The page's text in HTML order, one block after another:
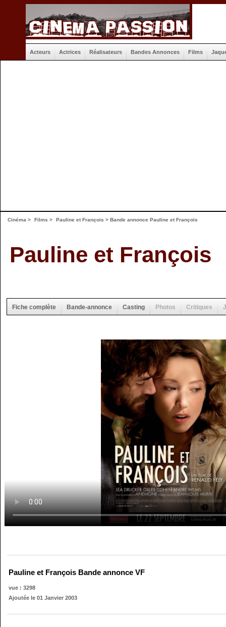
Acteurs Actrices Réalisateurs Bandes Annonces Films
Cinéma > Films > Pauline et François > Bande annonce Pauline et François
Pauline et François
Fiche complète Bande-annonce Casting Photos Critiques
Pauline et François Bande annonce VF
vue : 3298
Ajoutée le 01 Janvier 2003